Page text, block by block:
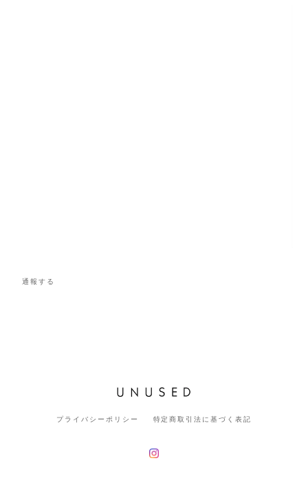
通報する
プライバシーポリシー 特定商取引法に基づく表記